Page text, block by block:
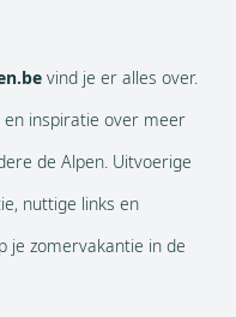
vind je er alles over.
inspiratie over meer
de Alpen. Uitvoerige
nuttige links en
je zomervakantie in de